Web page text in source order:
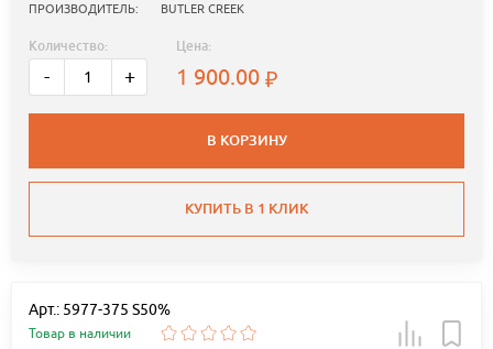
ПРОИЗВОДИТЕЛЬ: BUTLER CREEK
Количество:
- +
Цена:
1 900.00
В КОРЗИНУ
КУПИТЬ В 1 КЛИК
Арт.: 5977-375 S50%
Товар в наличии